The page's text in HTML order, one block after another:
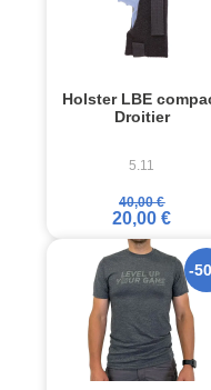
Holster LBE
Droitier
5.11
40,00 €
20,00 €
-